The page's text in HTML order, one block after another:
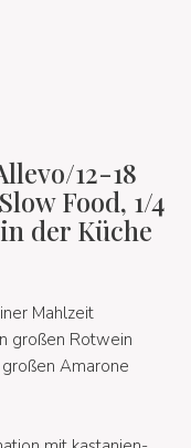
12-18
Food, 1/4
der Küche
Mahlzeit
großen Rotwein
Amarone